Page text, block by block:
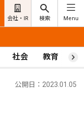
会社・IR 検索 Menu
社会 教育 ス
公開日：2023.01.05